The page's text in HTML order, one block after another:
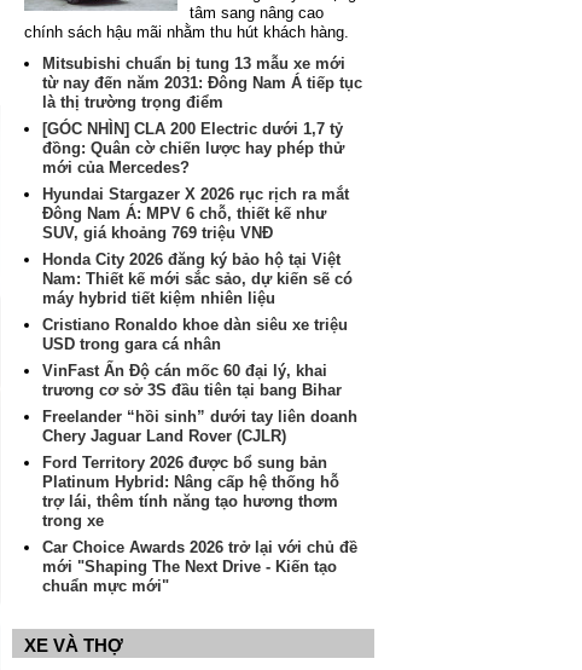
tâm sang nâng cao
chính sách hậu mãi nhằm thu hút khách hàng.
Mitsubishi chuẩn bị tung 13 mẫu xe mới
từ nay đến năm 2031: Đông Nam Á tiếp tục
là thị trường trọng điểm
[GÓC NHÌN] CLA 200 Electric dưới 1,7 tỷ
đồng: Quân cờ chiến lược hay phép thử
mới của Mercedes?
Hyundai Stargazer X 2026 rục rịch ra mắt
Đông Nam Á: MPV 6 chỗ, thiết kế như
SUV, giá khoảng 769 triệu VNĐ
Honda City 2026 đăng ký bảo hộ tại Việt
Nam: Thiết kế mới sắc sảo, dự kiến sẽ có
máy hybrid tiết kiệm nhiên liệu
Cristiano Ronaldo khoe dàn siêu xe triệu
USD trong gara cá nhân
VinFast Ấn Độ cán mốc 60 đại lý, khai
trương cơ sở 3S đầu tiên tại bang Bihar
Freelander “hồi sinh” dưới tay liên doanh
Chery Jaguar Land Rover (CJLR)
Ford Territory 2026 được bổ sung bản
Platinum Hybrid: Nâng cấp hệ thống hỗ
trợ lái, thêm tính năng tạo hương thơm
trong xe
Car Choice Awards 2026 trở lại với chủ đề
mới "Shaping The Next Drive - Kiến tạo
chuẩn mực mới"
XE VÀ THỢ